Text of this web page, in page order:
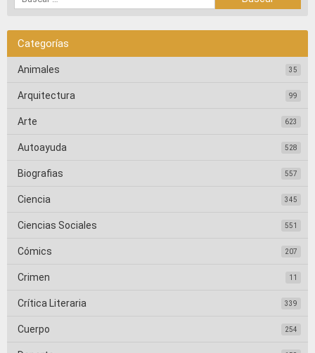
Categorías
Animales 35
Arquitectura 99
Arte 623
Autoayuda 528
Biografias 557
Ciencia 345
Ciencias Sociales 551
Cómics 207
Crimen 11
Crítica Literaria 339
Cuerpo 254